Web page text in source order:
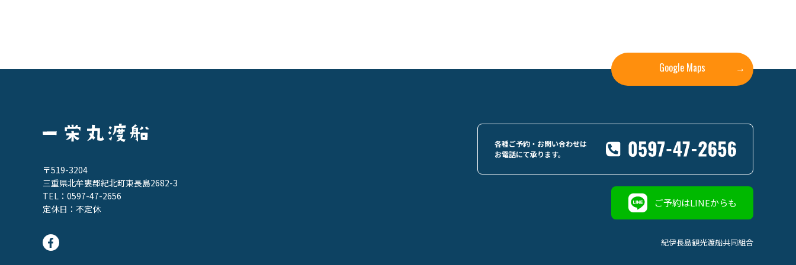
Google Maps →
〒519-3204
三重県北牟婁郡紀北町東長島2682-3
TEL： 0597-47-2656
定休日：不定休
各種ご予約・お問い合わせは
お電話にて承ります。
ご予約はLINEからも
紀伊長島観光渡船共同組合